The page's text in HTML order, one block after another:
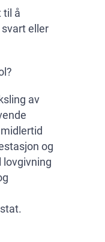
til å
eller
av
og
lovgivning